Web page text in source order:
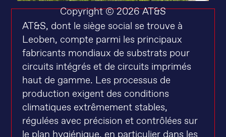
Copyright © 2026 AT&S
AT&S, dont le siège social se trouve à
Leoben, compte parmi les principaux
fabricants mondiaux de substrats pour
circuits intégrés et de circuits imprimés
haut de gamme. Les processus de
production exigent des conditions
climatiques extrêmement stables,
régulées avec précision et contrôlées sur